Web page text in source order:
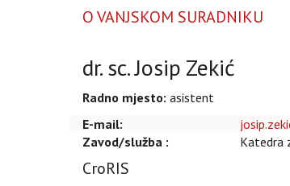
O VANJSKOM SURADNIKU
dr. sc. Josip Zekić
Radno mjesto: asistent
E-mail:
Zavod/služba :
Katedra
CroRIS